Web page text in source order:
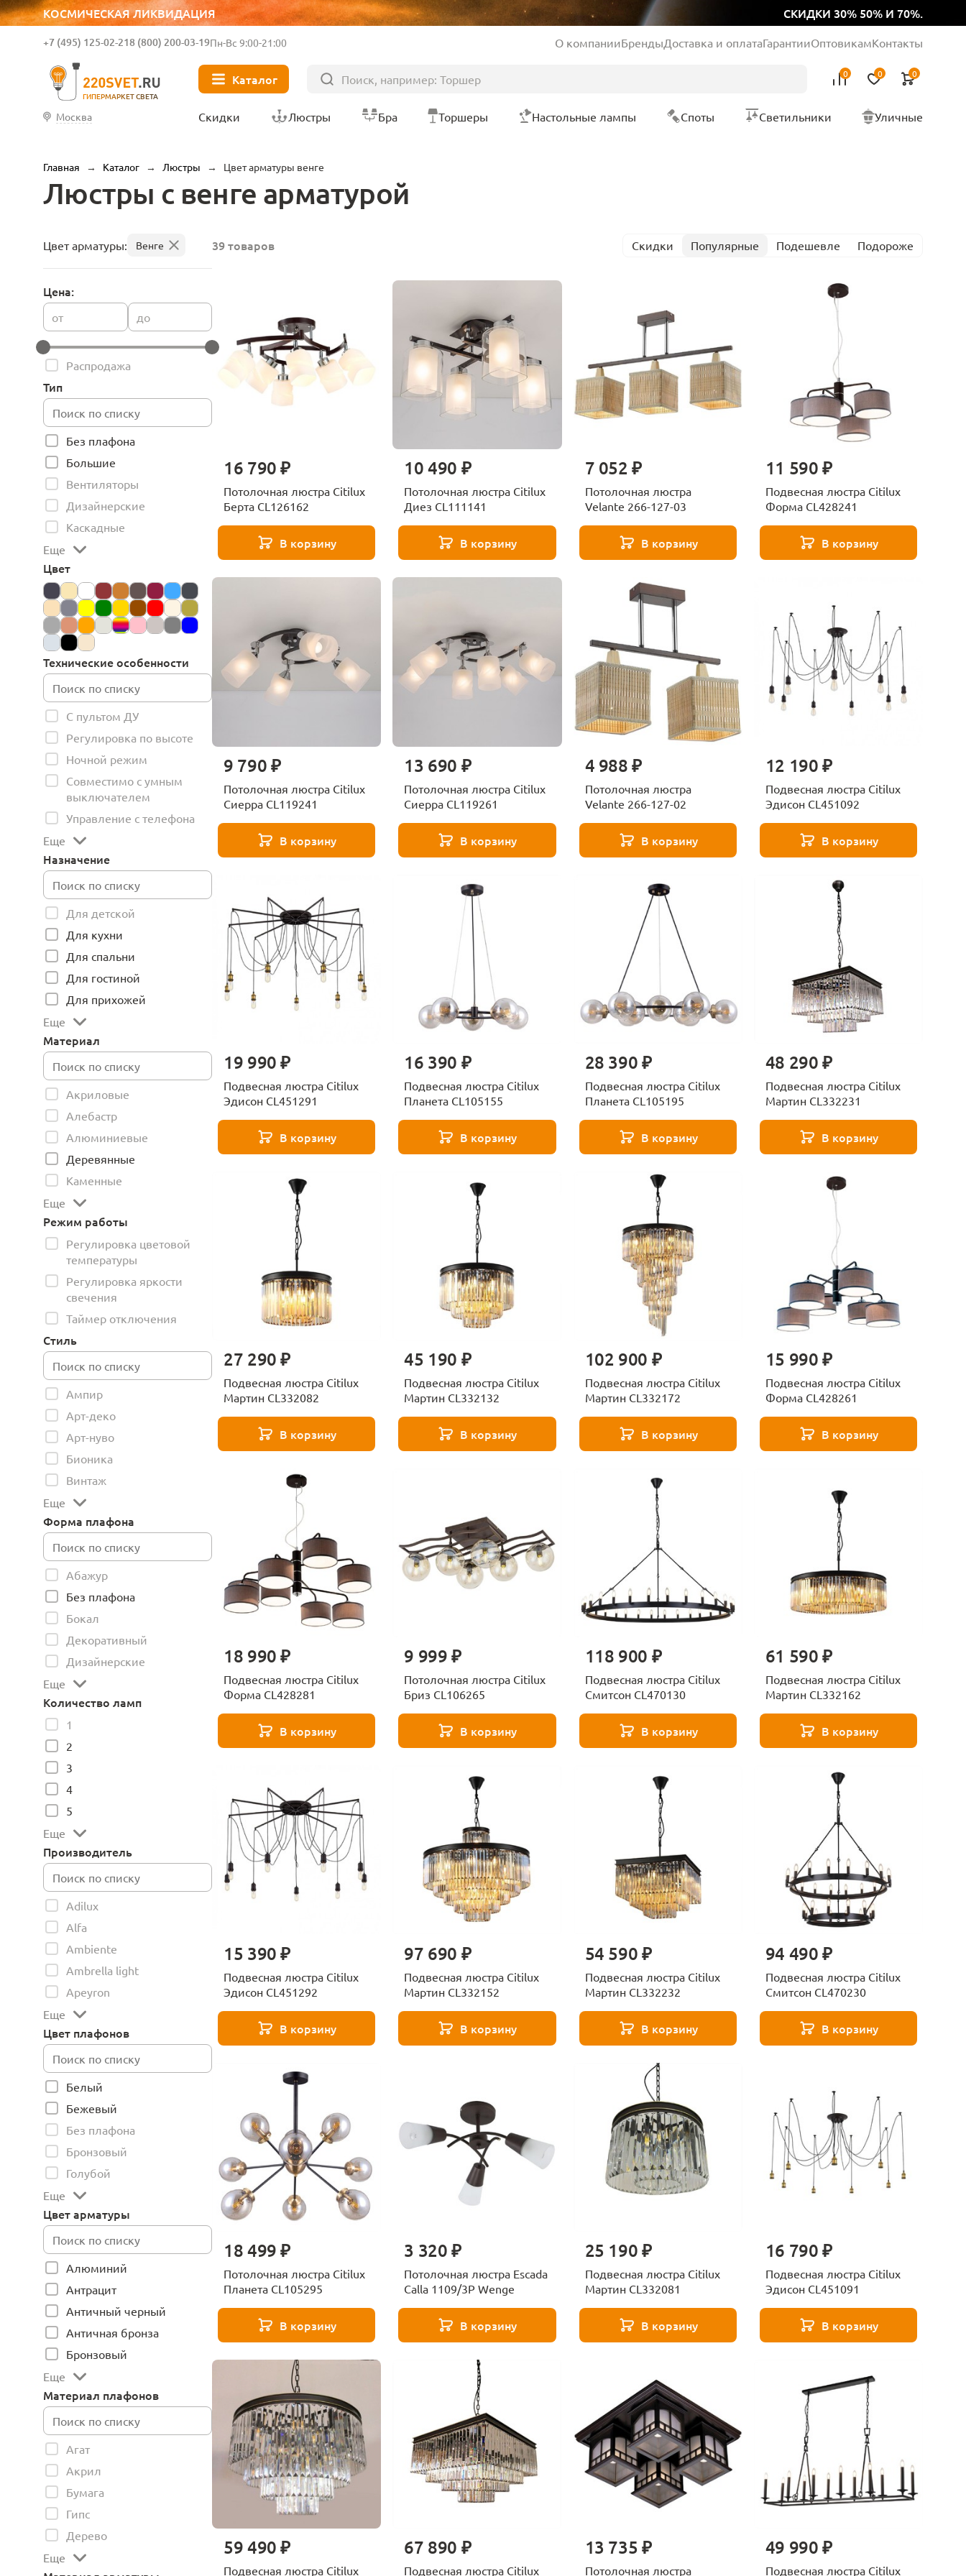
КОСМИЧЕСКАЯ ЛИКВИДАЦИЯ СКИДКИ 30% 50% И 70%.
ГИПЕРМАРКЕТ СВЕТА
+7 (495) 125-02-218 (800) 200-03-19Пн-Вс 9:00-21:00 О компанииБрендыДоставка и оплатаГарантииОптовикамКонтакты
Каталог 0 0 0
Москва Скидки Люстры Бра Торшеры Настольные лампы Споты Светильники Уличные
Главная → Каталог → Люстры → Цвет арматуры венге
Люстры с венге арматурой
Цвет арматуры: Венге
Цена:
от до
Распродажа
Тип
Без плафона
Большие
Вентиляторы
Дизайнерские
Каскадные
Еще
Цвет
Технические особенности
С пультом ДУ
Регулировка по высоте
Ночной режим
Совместимо с умным
выключателем
Управление с телефона
Еще
Назначение
Для детской
Для кухни
Для спальни
Для гостиной
Для прихожей
Еще
Материал
Акриловые
Алебастр
Алюминиевые
Деревянные
Каменные
Еще
Режим работы
Регулировка цветовой
температуры
Регулировка яркости
свечения
Таймер отключения
Стиль
Ампир
Арт-деко
Арт-нуво
Бионика
Винтаж
Еще
Форма плафона
Абажур
Без плафона
Бокал
Декоративный
Дизайнерские
Еще
Количество ламп
1
2
3
4
5
Еще
Производитель
Adilux
Alfa
Ambiente
Ambrella light
Apeyron
Еще
Цвет плафонов
Белый
Бежевый
Без плафона
Бронзовый
Голубой
Еще
Цвет арматуры
Алюминий
Антрацит
Античный черный
Античная бронза
Бронзовый
Еще
Материал плафонов
Агат
Акрил
Бумага
Гипс
Дерево
Еще
39 товаров Скидки Популярные Подешевле Подороже
16 790 ₽
Потолочная люстра Citilux
Берта CL126162
В корзину
10 490 ₽
Потолочная люстра Citilux
Диез CL111141
В корзину
7 052 ₽
Потолочная люстра
Velante 266-127-03
В корзину
11 590 ₽
Подвесная люстра Citilux
Форма CL428241
В корзину
9 790 ₽
Потолочная люстра Citilux
Сиерра CL119241
В корзину
13 690 ₽
Потолочная люстра Citilux
Сиерра CL119261
В корзину
4 988 ₽
Потолочная люстра
Velante 266-127-02
В корзину
12 190 ₽
Подвесная люстра Citilux
Эдисон CL451092
В корзину
19 990 ₽
Подвесная люстра Citilux
Эдисон CL451291
В корзину
16 390 ₽
Подвесная люстра Citilux
Планета CL105155
В корзину
28 390 ₽
Подвесная люстра Citilux
Планета CL105195
В корзину
48 290 ₽
Подвесная люстра Citilux
Мартин CL332231
В корзину
27 290 ₽
Подвесная люстра Citilux
Мартин CL332082
В корзину
45 190 ₽
Подвесная люстра Citilux
Мартин CL332132
В корзину
102 900 ₽
Подвесная люстра Citilux
Мартин CL332172
В корзину
15 990 ₽
Подвесная люстра Citilux
Форма CL428261
В корзину
18 990 ₽
Подвесная люстра Citilux
Форма CL428281
В корзину
9 999 ₽
Потолочная люстра Citilux
Бриз CL106265
В корзину
118 900 ₽
Подвесная люстра Citilux
Смитсон CL470130
В корзину
61 590 ₽
Подвесная люстра Citilux
Мартин CL332162
В корзину
15 390 ₽
Подвесная люстра Citilux
Эдисон CL451292
В корзину
97 690 ₽
Подвесная люстра Citilux
Мартин CL332152
В корзину
54 590 ₽
Подвесная люстра Citilux
Мартин CL332232
В корзину
94 490 ₽
Подвесная люстра Citilux
Смитсон CL470230
В корзину
18 499 ₽
Потолочная люстра Citilux
Планета CL105295
В корзину
3 320 ₽
Потолочная люстра Escada
Calla 1109/3P Wenge
В корзину
25 190 ₽
Подвесная люстра Citilux
Мартин CL332081
В корзину
16 790 ₽
Подвесная люстра Citilux
Эдисон CL451091
В корзину
59 490 ₽
Подвесная люстра Citilux
67 890 ₽
Подвесная люстра Citilux
13 735 ₽
Потолочная люстра
49 990 ₽
Подвесная люстра Citilux